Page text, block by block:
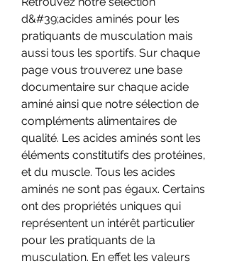
d&#39;acides aminés pour les
pratiquants de musculation mais
aussi tous les sportifs. Sur chaque
page vous trouverez une base
documentaire sur chaque acide
aminé ainsi que notre sélection de
compléments alimentaires de
qualité. Les acides aminés sont les
éléments constitutifs des protéines,
et du muscle. Tous les acides
aminés ne sont pas égaux. Certains
ont des propriétés uniques qui
représentent un intérêt particulier
pour les pratiquants de la
musculation. En effet les valeurs